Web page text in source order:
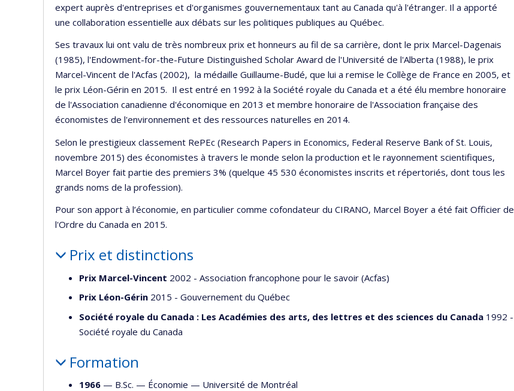
expert auprès d'entreprises et d'organismes gouvernementaux tant au Canada qu'à l'étranger. Il a apporté
une collaboration essentielle aux débats sur les politiques publiques au Québec.
Ses travaux lui ont valu de très nombreux prix et honneurs au fil de sa carrière, dont le prix Marcel-Dagenais
(1985), l'Endowment-for-the-Future Distinguished Scholar Award de l'Université de l'Alberta (1988), le prix
Marcel-Vincent de l'Acfas (2002), la médaille Guillaume-Budé, que lui a remise le Collège de France en 2005, et
le prix Léon-Gérin en 2015. Il est entré en 1992 à la Société royale du Canada et a été élu membre honoraire
de l'Association canadienne d'économique en 2013 et membre honoraire de l'Association française des
économistes de l'environnement et des ressources naturelles en 2014.
Selon le prestigieux classement RePEc (Research Papers in Economics, Federal Reserve Bank of St. Louis,
novembre 2015) des économistes à travers le monde selon la production et le rayonnement scientifiques,
Marcel Boyer fait partie des premiers 3% (quelque 45 530 économistes inscrits et répertoriés, dont tous les
grands noms de la profession).
Pour son apport à l’économie, en particulier comme cofondateur du CIRANO, Marcel Boyer a été fait Officier de
l'Ordre du Canada en 2015.
Prix et distinctions
Prix Marcel-Vincent 2002 - Association francophone pour le savoir (Acfas)
Prix Léon-Gérin 2015 - Gouvernement du Québec
Société royale du Canada : Les Académies des arts, des lettres et des sciences du Canada 1992 -
Société royale du Canada
Formation
1966 — B.Sc. — Économie — Université de Montréal